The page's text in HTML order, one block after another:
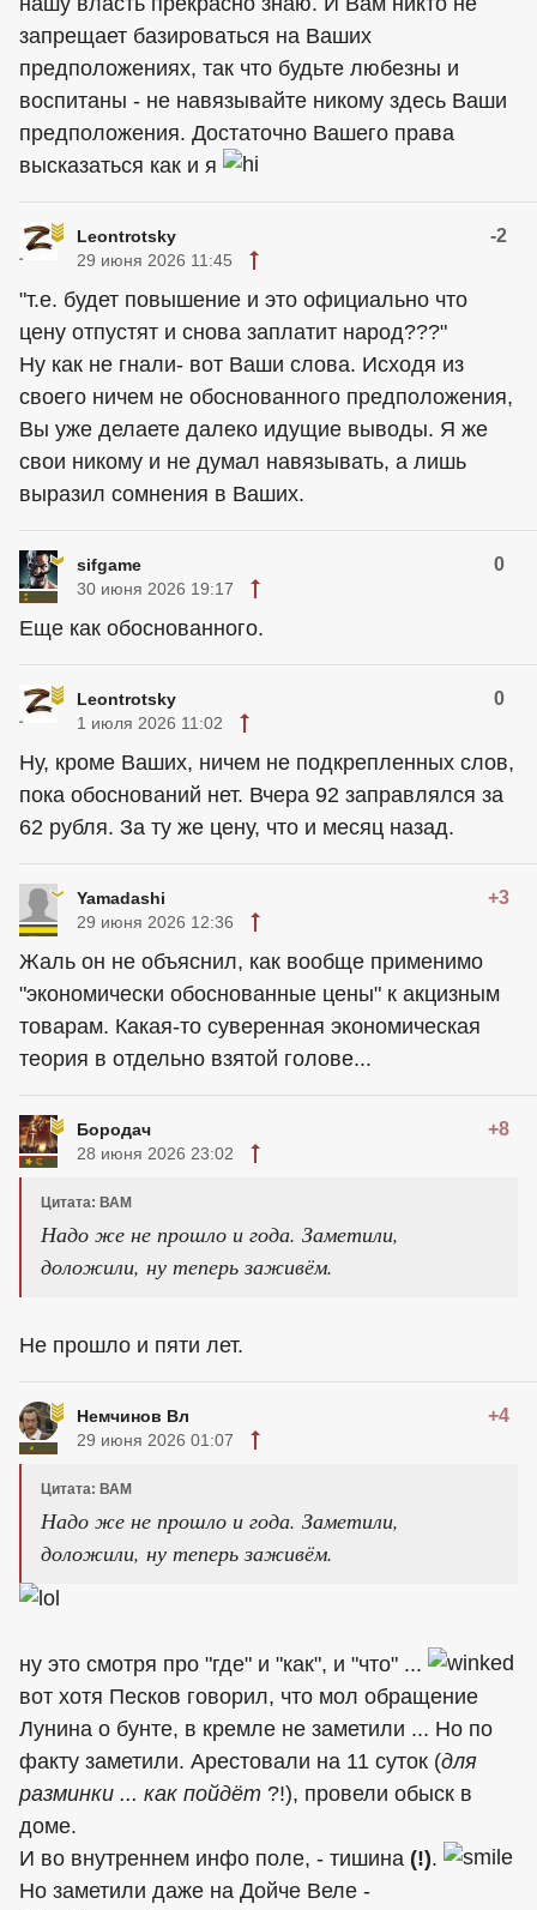
запрещает базироваться на Ваших
предположениях, так что будьте любезны и
воспитаны - не навязывайте никому здесь Ваши
предположения. Достаточно Вашего права
высказаться как и я
Leontrotsky -2
29 июня 2026 11:45
"т.е. будет повышение и это официально что
цену отпустят и снова заплатит народ???"
Ну как не гнали- вот Ваши слова. Исходя из
своего ничем не обоснованного предположения,
Вы уже делаете далеко идущие выводы. Я же
свои никому и не думал навязывать, а лишь
выразил сомнения в Ваших.
sifgame 0
30 июня 2026 19:17
Еще как обоснованного.
Leontrotsky 0
1 июля 2026 11:02
Ну, кроме Ваших, ничем не подкрепленных слов,
пока обоснований нет. Вчера 92 заправлялся за
62 рубля. За ту же цену, что и месяц назад.
Yamadashi +3
29 июня 2026 12:36
Жаль он не объяснил, как вообще применимо
"экономически обоснованные цены" к акцизным
товарам. Какая-то суверенная экономическая
теория в отдельно взятой голове...
Бородач +8
28 июня 2026 23:02
Цитата: ВАМ
Надо же не прошло и года. Заметили,
доложили, ну теперь заживём.
Не прошло и пяти лет.
Немчинов Вл +4
29 июня 2026 01:07
Цитата: ВАМ
Надо же не прошло и года. Заметили,
доложили, ну теперь заживём.
ну это смотря про "где" и "как", и "что" ...
вот хотя Песков говорил, что мол обращение
Лунина о бунте, в кремле не заметили ... Но по
факту заметили. Арестовали на 11 суток (для
разминки ... как пойдёт ?!), провели обыск в
доме.
И во внутреннем инфо поле, - тишина (!).
Но заметили даже на Дойче Веле -